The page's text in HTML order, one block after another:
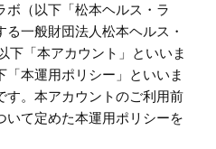
ボ（以下「松本ヘルス・ラ
一般財団法人松本ヘルス・
下「本アカウント」といいま
本運用ポリシー」といいま
す。本アカウントのご利用前
いて定めた本運用ポリシーを